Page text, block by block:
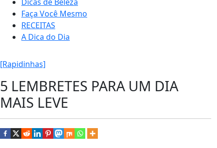
Faça Você Mesmo
RECEITAS
A Dica do Dia
[Rapidinhas]
5 LEMBRETES PARA UM DIA
MAIS LEVE